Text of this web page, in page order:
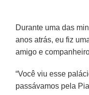
Durante uma das
anos atrás, eu fiz
amigo e
“Você viu esse
passávamos pela